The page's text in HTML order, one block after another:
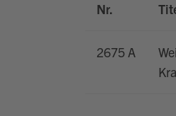
Nr.
2675 A